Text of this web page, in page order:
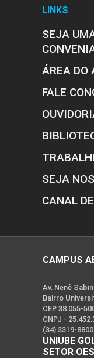
LINKS
SEJA
ÁREA DO
FALE
SEJA
CANAL
CAMPUS
Av. Nenê
Bairro
CEP. 38.055-
CNPJ -
(34) 3319-8800
UNIUBE
SETOR